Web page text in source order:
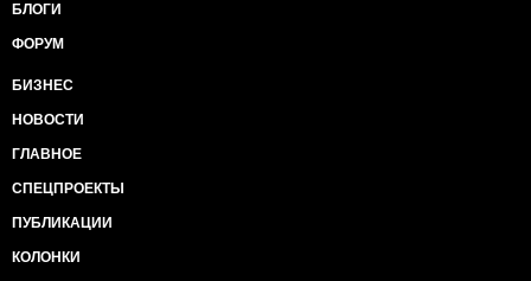
БЛОГИ
ФОРУМ
БИЗНЕС
НОВОСТИ
ГЛАВНОЕ
СПЕЦПРОЕКТЫ
ПУБЛИКАЦИИ
КОЛОНКИ